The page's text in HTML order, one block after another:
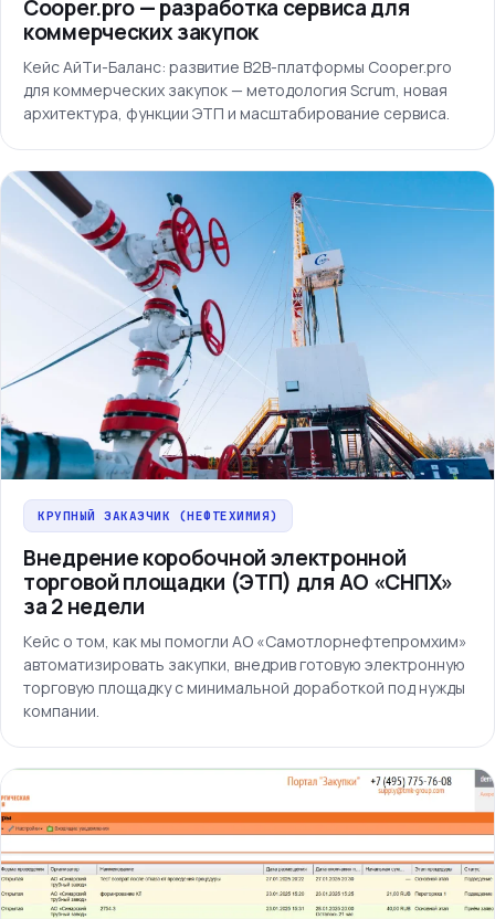
Cooper.pro — разработка сервиса для
коммерческих закупок
Кейс АйТи-Баланс: развитие B2B-платформы Cooper.pro
для коммерческих закупок — методология Scrum, новая
архитектура, функции ЭТП и масштабирование сервиса.
КРУПНЫЙ ЗАКАЗЧИК (НЕФТЕХИМИЯ)
Внедрение коробочной электронной
торговой площадки (ЭТП) для АО «СНПХ»
за 2 недели
Кейс о том, как мы помогли АО «Самотлорнефтепромхим»
автоматизировать закупки, внедрив готовую электронную
торговую площадку с минимальной доработкой под нужды
компании.